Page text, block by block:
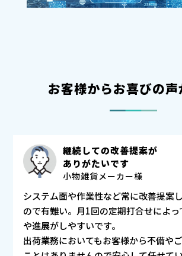
お客様からお喜びの声
継続しての改善提案が
ありがたいです
小物雑貨メーカー様
システム面や作業性など常に改善提案
ので有難い。月1回の定期打合せによ
や進展がしやすいです。
出荷業務においてもお客様から不備や